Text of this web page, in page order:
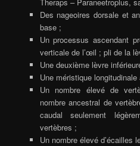
Des nageoires dorsale et
base ;
Un processus ascendant
verticale de l’œil ; pli de la
Une deuxième lèvre
Une méristique longitudinale
Un nombre élevé de
nombre ancestral de
caudal seulement
vertèbres ;
Un nombre élevé d’écailles